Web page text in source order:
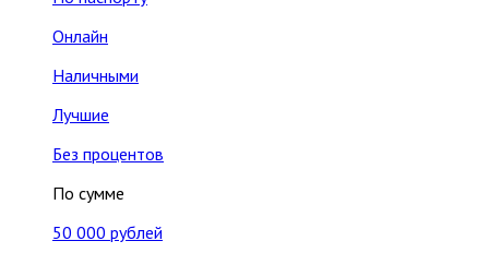
Онлайн
Наличными
Лучшие
Без процентов
По сумме
50 000 рублей